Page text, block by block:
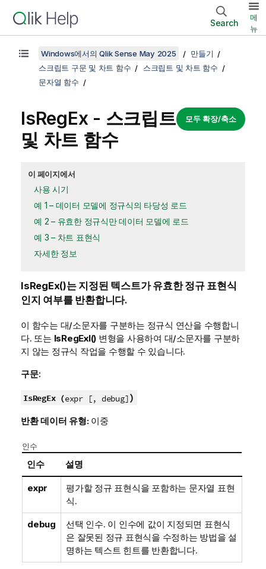
Search
메
뉴
Windows에서의 Qlik Sense May 2025
만들기
스크립트 구문 및 차트 함수
스크립트 및 차트 함수
문자열 함수
모두 확장/축소
IsRegEx - 스크립트
및 차트 함수
이 페이지에서
사용 시기
예 1 – 데이터 모델에 정규식의 타당성 로드
예 2 – 유효한 정규식만 데이터 모델에 로드
예 3 – 차트 표현식
자세한 정보
IsRegEx()는 지정된 텍스트가 유효한 정규 표현식
인지 여부를 반환합니다.
이 함수는 대/소문자를 구분하는 정규식 연산을 수행합니
다. 또는 IsRegExI() 변형을 사용하여 대/소문자를 구분하
지 않는 정규식 작업을 수행할 수 있습니다.
구문:
IsRegEx (expr [, debug])
반환 데이터 유형: 이중
인수
인수 설명
expr
평가할 정규 표현식을 포함하는 문자열 표현
식.
debug
선택 인수. 이 인수에 값이 지정되면 표현식
은 잘못된 정규 표현식을 수정하는 방법을 설
명하는 텍스트 힌트를 반환합니다.